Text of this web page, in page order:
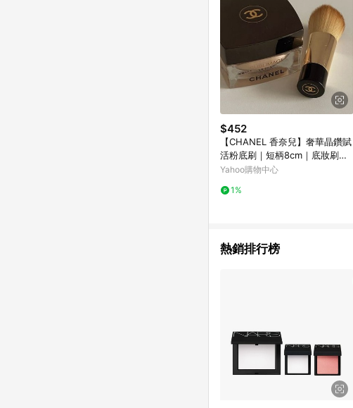
$452
【CHANEL 香奈兒】奢華晶鑽賦
活粉底刷｜短柄8cm｜底妝刷／
粉底刷／旅行刷具
Yahoo購物中心
1%
熱銷排行榜